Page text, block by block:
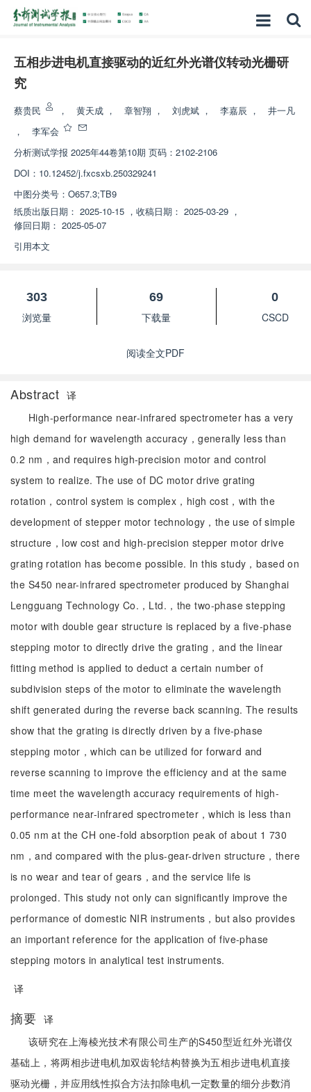
五相步进电机直接驱动的近红外光谱仪转动光栅研
究
蔡贵民 ， 黄天成 ， 章智翔 ， 刘虎斌 ， 李嘉辰 ，
井一凡
，
李军会
分析测试学报 2025年44卷第10期 页码：2102-2106
DOI： 10.12452/j.fxcsxb.250329241
中图分类号： O657.3;TB9
纸质出版日期： 2025-10-15 ， 收稿日期： 2025-03-29 ，
修回日期： 2025-05-07
引用本文
303
浏览量
69
下载量
0
CSCD
阅读全文PDF
Abstract 译
High-performance near-infrared spectrometer has a very
high demand for wavelength accuracy，generally less than
0.2 nm，and requires high-precision motor and control
system to realize. The use of DC motor drive grating
rotation，control system is complex，high cost，with the
development of stepper motor technology，the use of simple
structure，low cost and high-precision stepper motor drive
grating rotation has become possible. In this study，based on
the S450 near-infrared spectrometer produced by Shanghai
Lengguang Technology Co.，Ltd.，the two-phase stepping
motor with double gear structure is replaced by a five-phase
stepping motor to directly drive the grating，and the linear
fitting method is applied to deduct a certain number of
subdivision steps of the motor to eliminate the wavelength
shift generated during the reverse back scanning. The results
show that the grating is directly driven by a five-phase
stepping motor，which can be utilized for forward and
reverse scanning to improve the efficiency and at the same
time meet the wavelength accuracy requirements of high-
performance near-infrared spectrometer，which is less than
0.05 nm at the CH one-fold absorption peak of about 1 730
nm，and compared with the plus-gear-driven structure，there
is no wear and tear of gears，and the service life is
prolonged. This study not only can significantly improve the
performance of domestic NIR instruments，but also provides
an important reference for the application of five-phase
stepping motors in analytical test instruments.
译
摘要 译
该研究在上海棱光技术有限公司生产的S450型近红外光谱仪
基础上，将两相步进电机加双齿轮结构替换为五相步进电机直接
驱动光栅，并应用线性拟合方法扣除电机一定数量的细分步数消